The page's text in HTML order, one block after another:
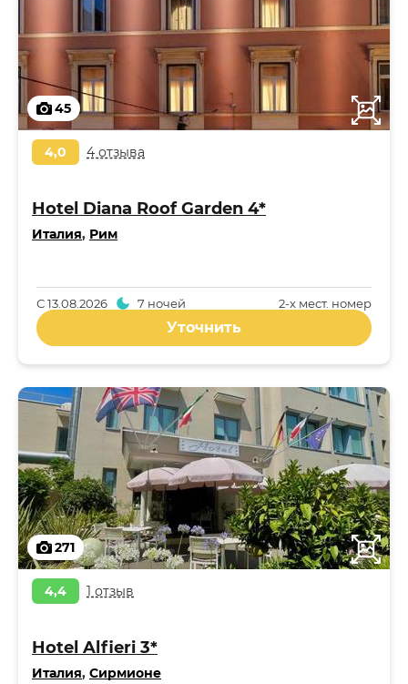
45
4,0 4 отзыва
Hotel Diana Roof Garden 4*
Италия, Рим
2-x мест. номер
С13.08.2026 7 ночей
Уточнить
271
4,4 1 отзыв
Hotel Alfieri 3*
Италия, Сирмионе